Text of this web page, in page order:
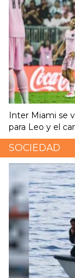
Inter Miami se
para Leo y el
SOCIEDAD